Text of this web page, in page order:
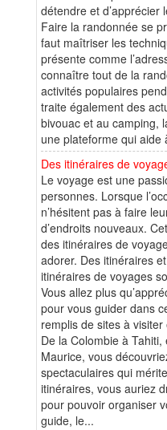
détendre et d’apprécier
Faire la randonnée se
faut maîtriser les
présente comme
connaître tout de la
activités populaires
traite également des
bivouac et au camping,
une plateforme qui aide
Des itinéraires de
Le voyage est une
personnes. Lorsque
n’hésitent pas à faire
d’endroits nouveaux.
des itinéraires de
adorer. Des itinéraires
itinéraires de voyages
Vous allez plus
pour vous guider dans
remplis de sites à
De la Colombie à
Maurice, vous
spectaculaires qui
itinéraires, vous auriez
pour pouvoir organiser
guide, le...